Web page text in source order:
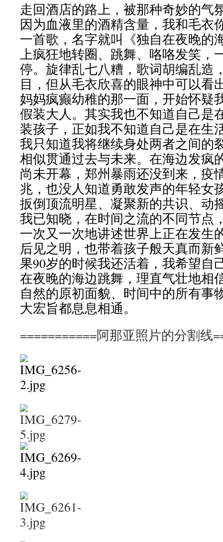
走回酒店的路上，被那种奇妙的气
因为血液里的酒精含量，我和毛衣
一首歌，名字就叫《独自在夜晚的
上疯狂地转圈、跳舞、咯咯发笑，
停。旋律乱七八糟，歌词胡编乱造
目，但从毛衣欣喜的眼神中可以看
妈妈疯癫幼稚的那一面，开始怀疑
假装大人。其实我也不知道自己是
装孩子，正如我不知道自己是在生
我只知道我将继续身处两者之间的
相似贯通过去与未来。在海边发疯
尚未开幕，郑州暴雨还没到来，疫
兆，也没人知道勇敢发声的年轻女
扳倒顶流明星、凝聚新的共识、动
我已知晓，在时间之流的不同节点
一次又一次地讲述世界上正在发
后见之明，也带着孩子般天真而新
果90岁的时候我还活着，我希望自
在夜晚的海边跳舞，理直气壮地相
自然的原初面貌、时间中的所有事
大宏旨都息息相通。
===========阿那亚照片的分割线